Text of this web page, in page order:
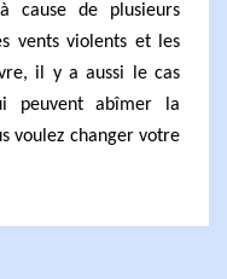
cause de plusieurs
vents violents et les
il y a aussi le cas
peuvent abîmer la
voulez changer votre